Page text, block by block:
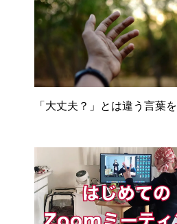
「大丈夫？」とは違う言葉を